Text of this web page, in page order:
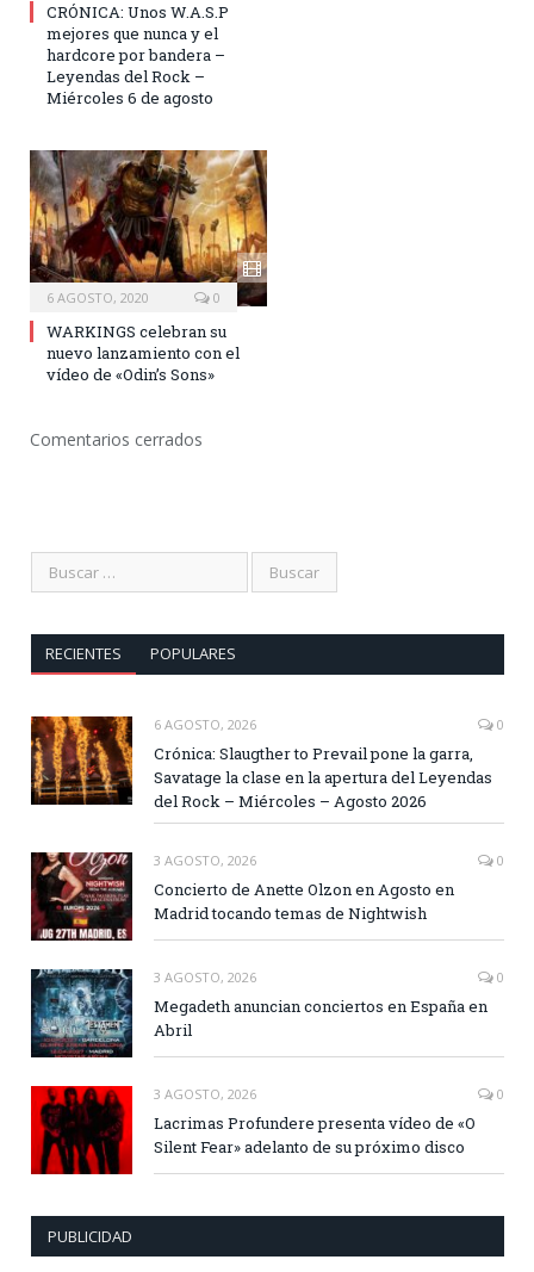
CRÓNICA: Unos W.A.S.P
mejores que nunca y el
hardcore por bandera –
Leyendas del Rock –
Miércoles 6 de agosto
6 AGOSTO, 2020 0
WARKINGS celebran su
nuevo lanzamiento con el
vídeo de «Odin’s Sons»
Comentarios cerrados
RECIENTES POPULARES
6 AGOSTO, 2026 0
Crónica: Slaugther to Prevail pone la garra,
Savatage la clase en la apertura del Leyendas
del Rock – Miércoles – Agosto 2026
3 AGOSTO, 2026 0
Concierto de Anette Olzon en Agosto en
Madrid tocando temas de Nightwish
3 AGOSTO, 2026 0
Megadeth anuncian conciertos en España en
Abril
3 AGOSTO, 2026 0
Lacrimas Profundere presenta vídeo de «O
Silent Fear» adelanto de su próximo disco
PUBLICIDAD